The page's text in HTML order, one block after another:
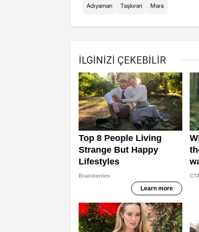
Adıyaman Taşkıran Mara